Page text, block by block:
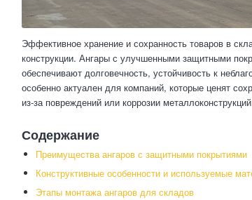
Эффективное хранение и сохранность товаров в
конструкции. Ангары с улучшенными защитными
обеспечивают долговечность, устойчивость к
особенно актуален для компаний, которые ценят
из-за повреждений или коррозии
Содержание
Преимущества ангаров с защитными покрытиями
Конструктивные особенности и используемые
Этапы монтажа ангаров для складов